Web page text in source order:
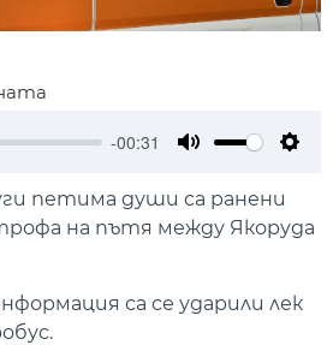
-00:31
петима души са ранени
на пътя между Якоруда
са се ударили лек